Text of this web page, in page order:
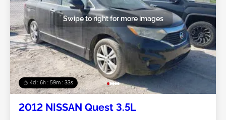
4d : 6h : 59m : 31s
Swipe to right for more images
2012 NISSAN Quest 3.5L